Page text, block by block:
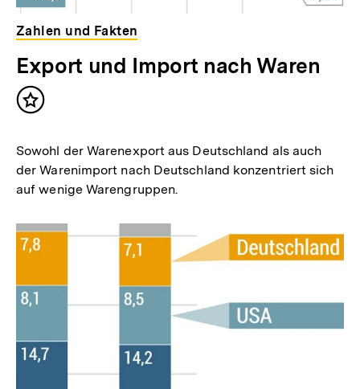
Zahlen und Fakten
Export und Import nach Waren
Inhalt
Sowohl der Warenexport aus Deutschland als auch
der Warenimport nach Deutschland konzentriert sich
auf wenige Warengruppen.